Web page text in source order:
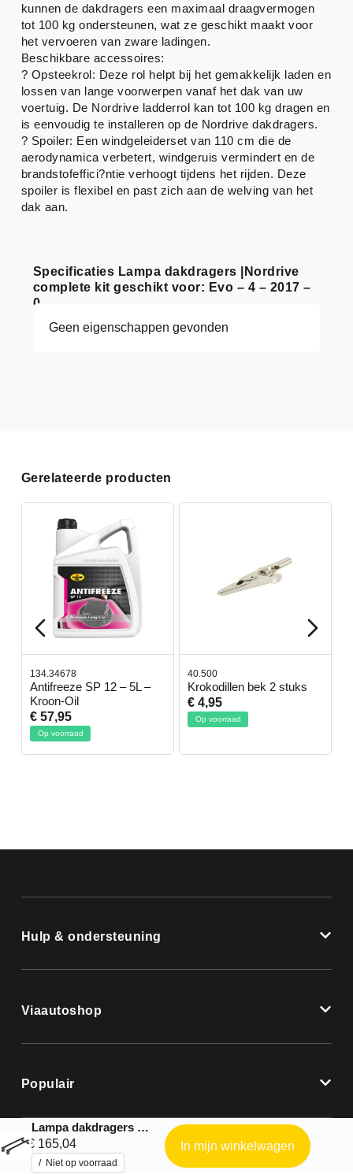
Specificaties Lampa dakdragers |Nordrive
complete kit geschikt voor: Evo – 4 – 2017 –
0
Geen eigenschappen gevonden
kunnen de dakdragers een maximaal draagvermogen
tot 100 kg ondersteunen, wat ze geschikt maakt voor
het vervoeren van zware ladingen.
Beschikbare accessoires:
? Opsteekrol: Deze rol helpt bij het gemakkelijk laden en
lossen van lange voorwerpen vanaf het dak van uw
voertuig. De Nordrive ladderrol kan tot 100 kg dragen en
is eenvoudig te installeren op de Nordrive dakdragers.
? Spoiler: Een windgeleiderset van 110 cm die de
aerodynamica verbetert, windgeruis vermindert en de
brandstofeffici?ntie verhoogt tijdens het rijden. Deze
spoiler is flexibel en past zich aan de welving van het
dak aan.
Gerelateerde producten
134.34678
Antifreeze SP 12 – 5L –
Kroon-Oil
€ 57,95
Op voorraad
40.500
Krokodillen bek 2 stuks
€ 4,95
Op voorraad
Hulp & ondersteuning
Viaautoshop
Populair
Lampa dakdragers |Nordrive complete kit geschikt voor: Evo – 4 – 2017 – 0
€ 165,04
Niet op voorraad
In mijn winkelwagen